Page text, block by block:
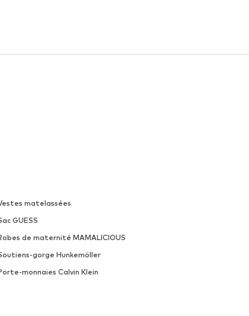
matelassées
GUESS
de maternité MAMALICIOUS
gorge Hunkemöller
monnaies Calvin Klein